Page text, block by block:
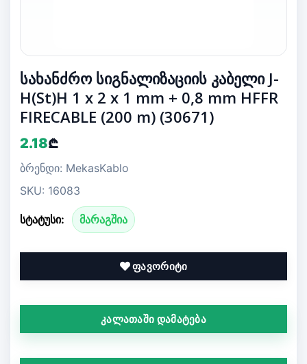
სახანძრო სიგნალიზაციის კაბელი J-
H(St)H 1 x 2 x 1 mm + 0,8 mm HFFR
FIRECABLE (200 m) (30671)
2.18₾
ბრენდი: MekasKablo
SKU: 16083
სტატუსი: მარაგშია
ფავორიტი
კალათაში დამატება